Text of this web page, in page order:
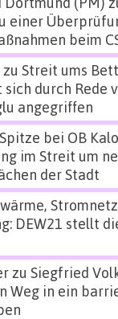
einer
beim
zu Streit ums
durch Rede
angegriffen
bei OB
im Streit um
der Stadt
DEW21 stellt
zu Siegfried
Weg in ein